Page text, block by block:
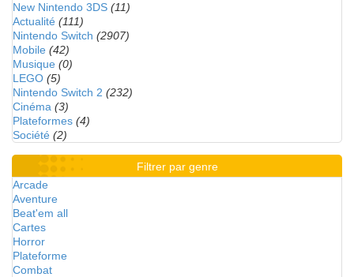
New Nintendo 3DS (11)
Actualité (111)
Nintendo Switch (2907)
Mobile (42)
Musique (0)
LEGO (5)
Nintendo Switch 2 (232)
Cinéma (3)
Plateformes (4)
Société (2)
Filtrer par genre
Arcade
Aventure
Beat'em all
Cartes
Horror
Plateforme
Combat